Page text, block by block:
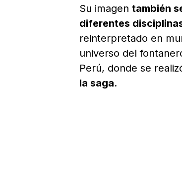
Su imagen también
diferentes
reinterpretado en
universo del
Perú, donde se
la saga.